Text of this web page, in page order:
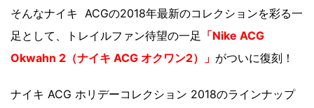
そんなナイキ ACGの2018年最新のコレクションを彩る一
足として、トレイルファン待望の一足 「Nike ACG
Okwahn 2（ナイキ ACG オクワン2）」 がついに復刻！
ナイキ ACG ホリデーコレクション 2018のラインナップ